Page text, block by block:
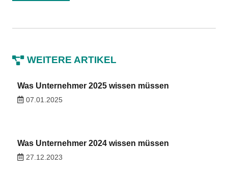
WEITERE ARTIKEL
Was Unternehmer 2025 wissen müssen
07.01.2025
Was Unternehmer 2024 wissen müssen
27.12.2023